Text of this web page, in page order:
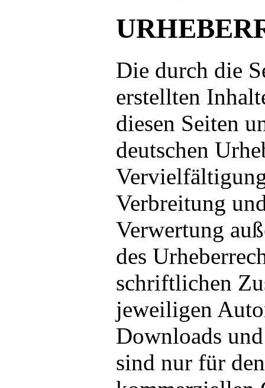
Die durch die
erstellten
diesen Seiten
deutschen
Verbreitung
Verwertung
des
schriftlichen
jeweiligen
Downloads
sind nur für